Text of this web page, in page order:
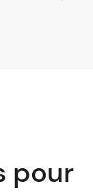
pour